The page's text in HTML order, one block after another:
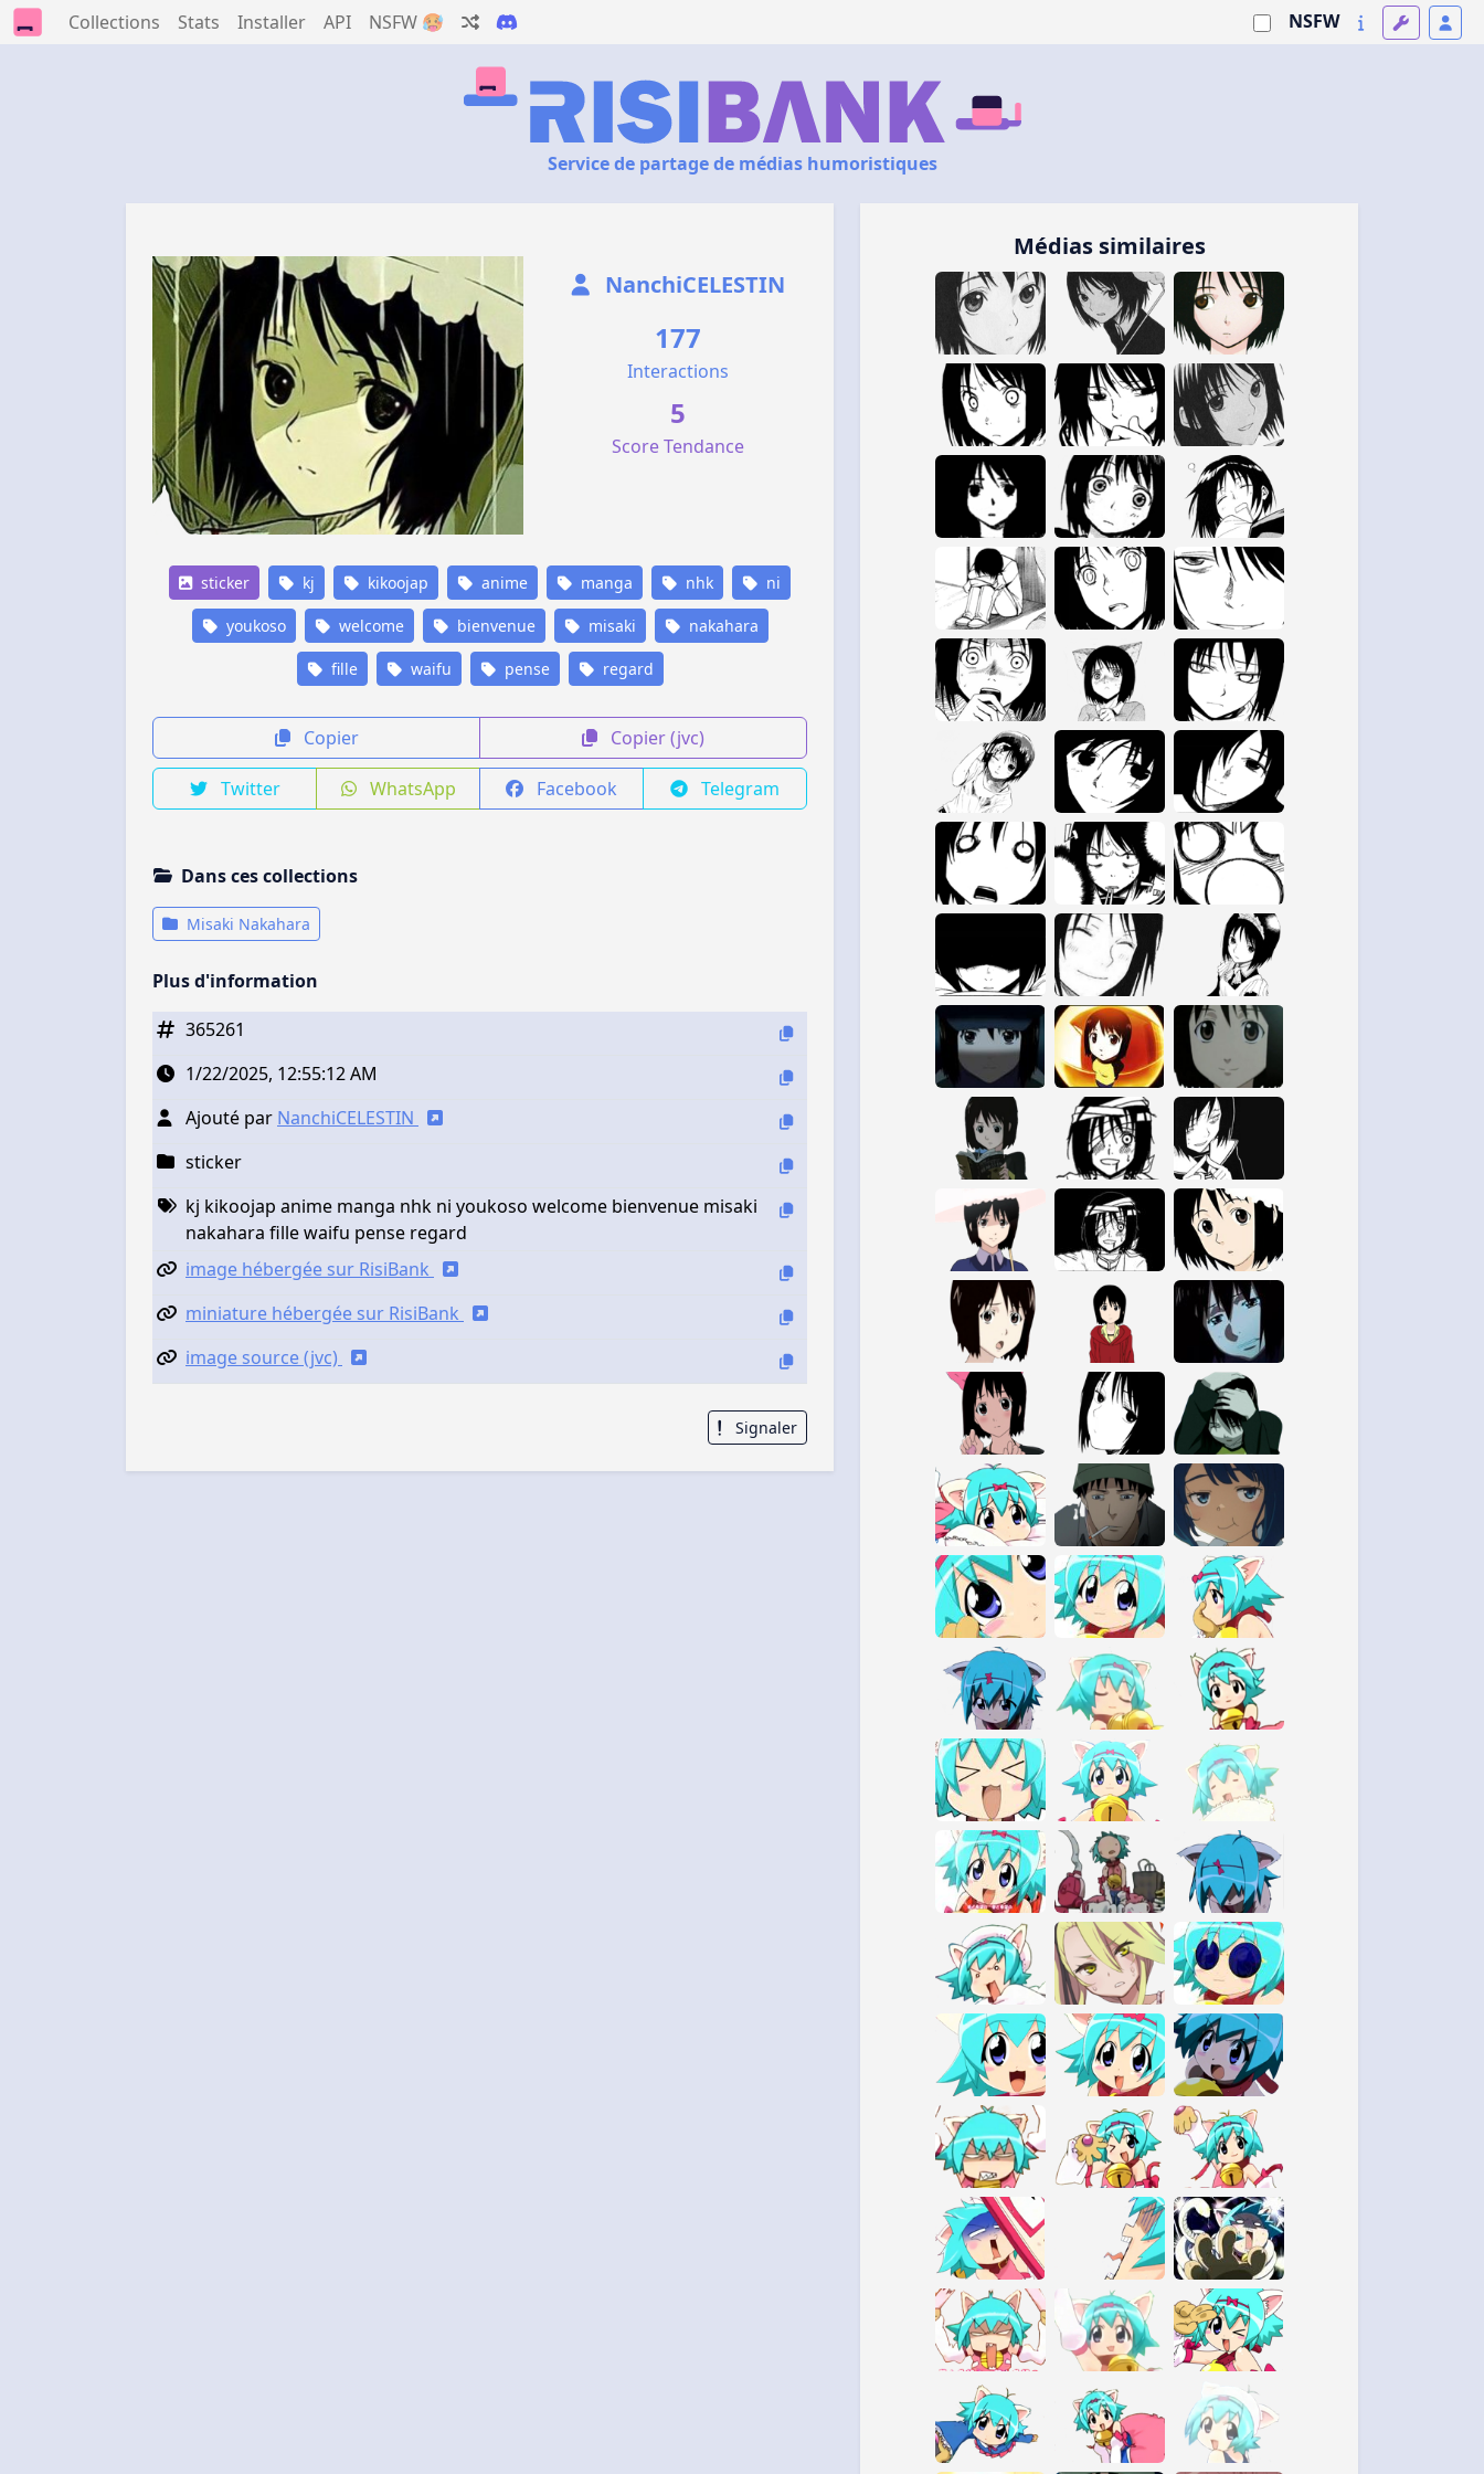
Collections Stats Installer API NSFW 🥵 NSFW
Service de partage de médias humoristiques
NanchiCELESTIN
177
Interactions
5
Score Tendance
sticker kj kikoojap anime manga nhk ni
youkoso welcome bienvenue misaki nakahara
fille waifu pense regard
Copier Copier (jvc)
Twitter WhatsApp Facebook Telegram
Dans ces collections
Misaki Nakahara
Plus d'information
365261
1/22/2025, 12:55:12 AM
Ajouté par NanchiCELESTIN
sticker
kj kikoojap anime manga nhk ni youkoso welcome bienvenue misaki
nakahara fille waifu pense regard
image hébergée sur RisiBank
miniature hébergée sur RisiBank
image source (jvc)
Signaler
Médias similaires